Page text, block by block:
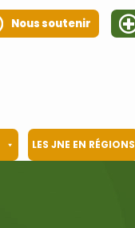
Nous soutenir
LES JNE EN RÉGIONS